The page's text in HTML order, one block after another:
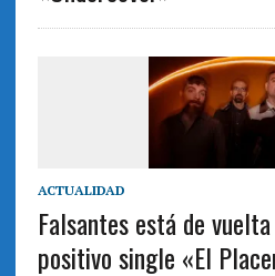
ACTUALIDAD
Falsantes está de
positivo single «El